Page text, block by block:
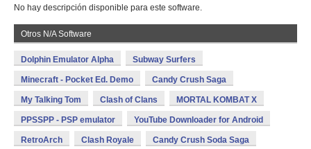
No hay descripción disponible para este software.
Otros N/A Software
Dolphin Emulator Alpha Subway Surfers
Minecraft - Pocket Ed. Demo Candy Crush Saga
My Talking Tom Clash of Clans MORTAL KOMBAT X
PPSSPP - PSP emulator YouTube Downloader for Android
RetroArch Clash Royale Candy Crush Soda Saga